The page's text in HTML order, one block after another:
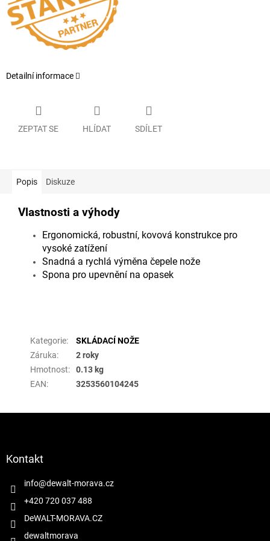
Detailní informace
ZEPTAT SE HLÍDAT SDÍLET
Popis Diskuze
Vlastnosti a výhody
Ergonomická, robustní, kovová konstrukce pro
vysoké zatížení
Snadná a rychlá výměna čepele nože
Spona pro upevnění na opasek
Kategorie:
SKLÁDACÍ NOŽE
Záruka:
2 roky
Hmotnost:
0.13 kg
EAN: 3253560104245
Kontakt
info@dewalt-morava.cz
+420 720 037 488
DeWALT-MORAVA.CZ
dewaltmorava